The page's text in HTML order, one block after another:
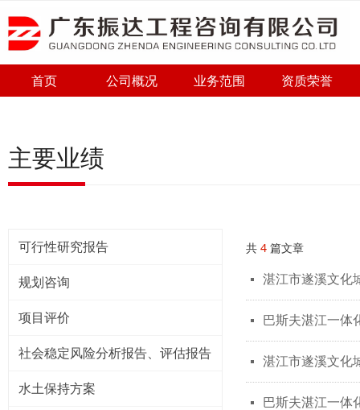
首页 公司概况 业务范围 资质荣誉
主要业绩
共 4 篇文章
넷 湛江市遂溪文化
넷 巴斯夫湛江一体
넷 湛江市遂溪文化
넷 巴斯夫湛江一体
可行性研究报告
规划咨询
项目评价
社会稳定风险分析报告、评估报告
水土保持方案